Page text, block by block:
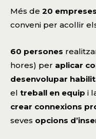
Més de 20
conveni per acollir
60 persones
hores) per aplicar
desenvolupar
el treball en equip i
crear connexions
seves opcions